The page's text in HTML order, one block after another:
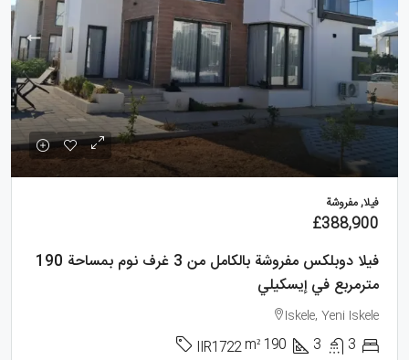
فيلا, مفروشة
£388,900
فيلا دوبلكس مفروشة بالكامل من 3 غرف نوم بمساحة 190
مترمربع في إيسكيلي
Iskele, Yeni Iskele
3
3
190
m²
IIR1722